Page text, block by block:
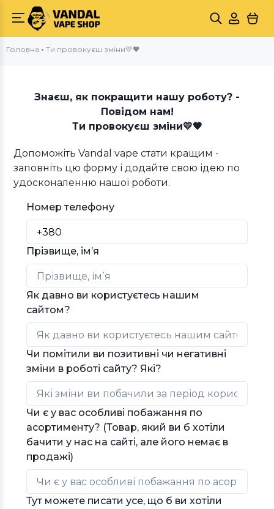
Головна Ти провокуєш зміни💛🖤
Знаєш, як покращити нашу роботу? -
Повідом нам!
Ти провокуєш зміни💛🖤
Допоможіть Vandal vape стати кращим -
заповніть цю форму і додайте свою ідею по
удосконаленню нашої роботи.
Номер телефону
Прізвище, імʼя
Як давно ви користуєтесь нашим
сайтом?
Чи помітили ви позитивні чи негативні
зміни в роботі сайту? Які?
Чи є у вас особливі побажання по
асортименту? (Товар, який ви б хотіли
бачити у нас на сайті, але його немає в
продажі)
Тут можете писати усе, що б ви хотіли